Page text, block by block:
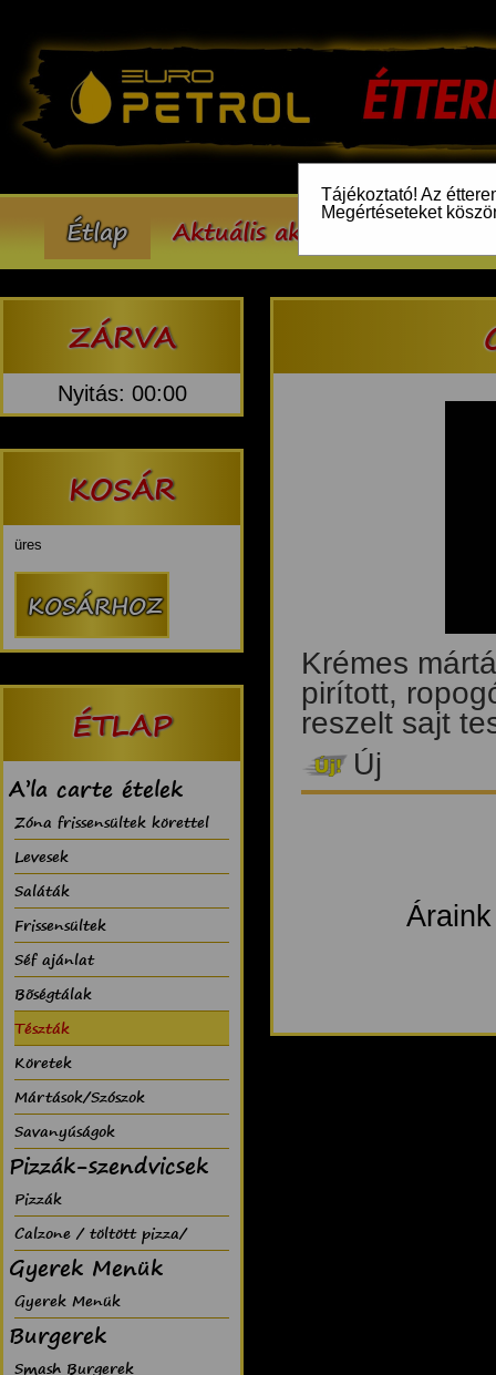
Tájékoztató! Az
Megértéseteket
Étlap Aktuális akcióink
ZÁRVA
Nyitás: 00:00
KOSÁR
üres
ÉTLAP
A’la carte ételek
Zóna frissensültek körettel
Levesek
Saláták
Frissensültek
Séf ajánlat
Bõségtálak
Tészták
Köretek
Mártások/Szószok
Savanyúságok
Pizzák-szendvicsek
Pizzák
Calzone / töltött pizza/
Gyerek Menük
Gyerek Menük
Burgerek
Smash Burgerek
Krémes
pirított,
reszelt sajt
Új